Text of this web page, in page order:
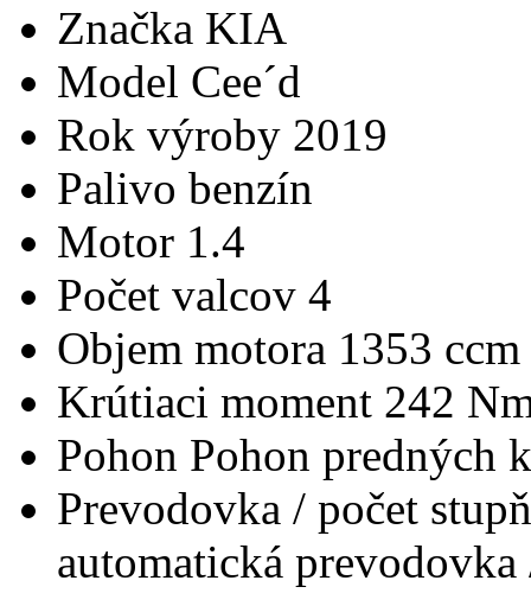
Značka KIA
Model Cee´d
Rok výroby 2019
Palivo benzín
Motor 1.4
Počet valcov 4
Objem motora 1353 ccm
Krútiaci moment 242
Pohon Pohon predných
Prevodovka / počet
automatická prevodovka